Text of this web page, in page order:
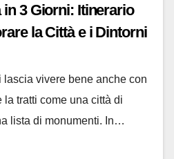
3 Giorni: Itinerario
la Città e i Dintorni
vivere bene anche con
la tratti come una città di
lista di monumenti. In…